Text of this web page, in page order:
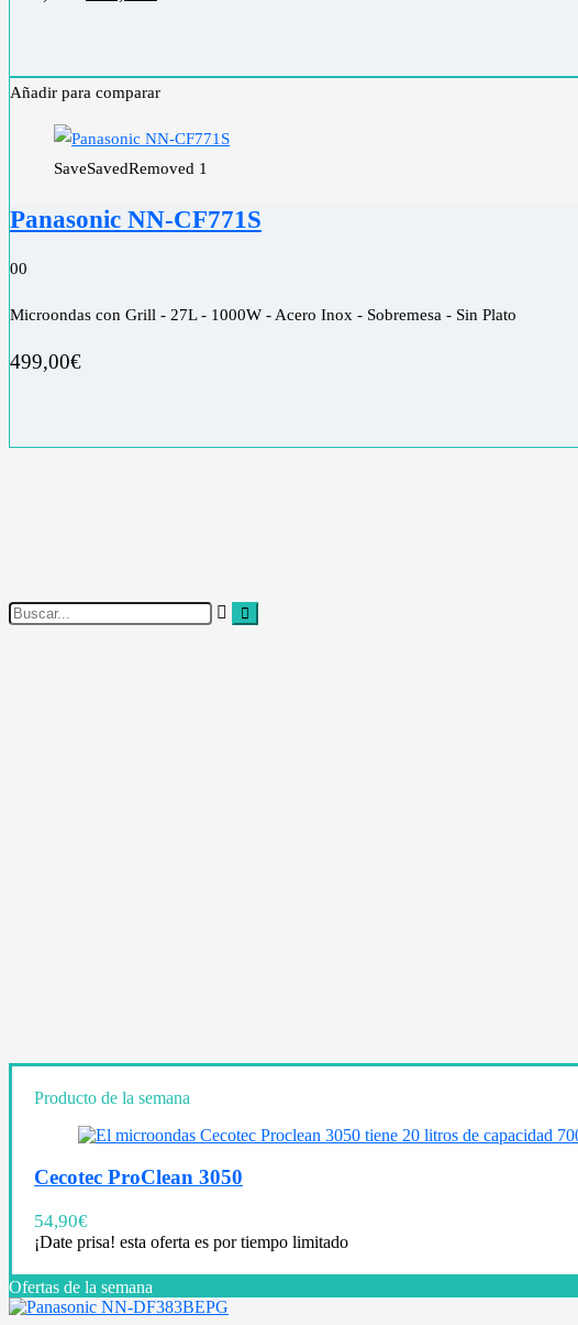
Añadir para comparar
SaveSavedRemoved 1
Panasonic NN-CF771S
00
Microondas con Grill - 27L - 1000W - Acero Inox - Sobremesa - Sin Plato
499,00€
Producto de la semana
Cecotec ProClean 3050
54,90€
¡Date prisa! esta oferta es por tiempo limitado
Ofertas de la semana